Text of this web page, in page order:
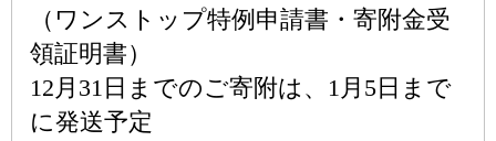
（ワンストップ特例申請書・寄附金受
領証明書）
12月31日までのご寄附は、1月5日まで
に発送予定